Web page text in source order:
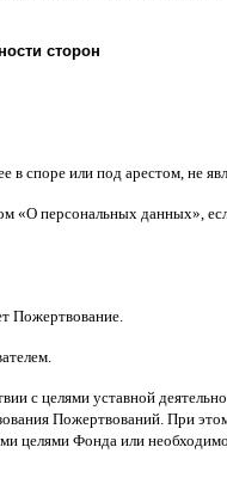
сторон
в споре или под арестом, не
«О персональных данных»,
Пожертвование.
.
с целями уставной
Пожертвований. При
целями Фонда или